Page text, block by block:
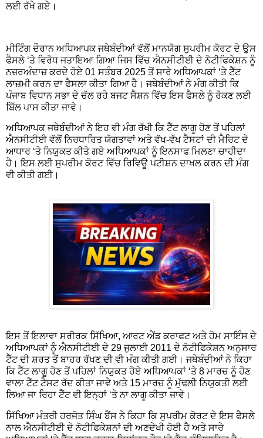
ਲਈ ਰੱਖੇ ਗਏ।
ਮੀਟਿੰਗ ਦੌਰਾਨ ਅਧਿਆਪਕ ਜਥੇਬੰਦੀਆਂ ਵੱਲੋਂ ਮਾਨਯੋਗ ਸੁਪਰੀਮ ਕੋਰਟ ਦੇ ਉਸ
ਫੈਸਲੇ ‘ਤੇ ਵਿਰੋਧ ਜਤਾਇਆ ਗਿਆ ਜਿਸ ਵਿੱਚ ਐਨਸੀਟੀਈ ਦੇ ਨੋਟੀਫਿਕੇਸ਼ਨ ਨੂੰ
ਨਜ਼ਰਅੰਦਾਜ਼ ਕਰਦੇ ਹੋਏ 01 ਸਤੰਬਰ 2025 ਤੋਂ ਸਾਰੇ ਅਧਿਆਪਕਾਂ ‘ਤੇ ਟੈੱਟ
ਲਾਜ਼ਮੀ ਕਰਨ ਦਾ ਫੈਸਲਾ ਕੀਤਾ ਗਿਆ ਹੈ। ਜਥੇਬੰਦੀਆਂ ਨੇ ਮੰਗ ਕੀਤੀ ਕਿ
ਪੰਜਾਬ ਵਿਧਾਨ ਸਭਾ ਦੇ ਚੱਲ ਰਹੇ ਬਜਟ ਸੈਸ਼ਨ ਵਿੱਚ ਇਸ ਫੈਸਲੇ ਨੂੰ ਰੋਕਣ ਲਈ
ਬਿੱਲ ਪਾਸ ਕੀਤਾ ਜਾਵੇ।
ਅਧਿਆਪਕ ਜਥੇਬੰਦੀਆਂ ਨੇ ਇਹ ਵੀ ਮੰਗ ਰੱਖੀ ਕਿ ਟੈੱਟ ਲਾਗੂ ਹੋਣ ਤੋਂ ਪਹਿਲਾਂ
ਐਨਸੀਟੀਈ ਵੱਲੋਂ ਨਿਰਧਾਰਿਤ ਯੋਗਤਾਵਾਂ ਅਤੇ ਵੱਖ-ਵੱਖ ਟੈਸਟਾਂ ਦੀ ਮੈਰਿਟ ਦੇ
ਆਧਾਰ ‘ਤੇ ਨਿਯੁਕਤ ਕੀਤੇ ਗਏ ਅਧਿਆਪਕਾਂ ਨੂੰ ਇਨਸਾਫ ਮਿਲਣਾ ਚਾਹੀਦਾ
ਹੈ। ਇਸ ਲਈ ਸੁਪਰੀਮ ਕੋਰਟ ਵਿੱਚ ਰਿਵਿਊ ਪਟੀਸ਼ਨ ਦਾਖਲ ਕਰਨ ਦੀ ਮੰਗ
ਵੀ ਕੀਤੀ ਗਈ।
ਇਸ ਤੋਂ ਇਲਾਵਾ ਸਰੀਰਕ ਸਿੱਖਿਆ, ਆਰਟ ਐਂਡ ਕਰਾਫਟ ਅਤੇ ਹੋਮ ਸਾਇੰਸ ਦੇ
ਅਧਿਆਪਕਾਂ ਨੂੰ ਐਨਸੀਟੀਈ ਦੇ 29 ਜੁਲਾਈ 2011 ਦੇ ਨੋਟੀਫਿਕੇਸ਼ਨ ਅਨੁਸਾਰ
ਟੈੱਟ ਦੀ ਸ਼ਰਤ ਤੋਂ ਬਾਹਰ ਰੱਖਣ ਦੀ ਵੀ ਮੰਗ ਕੀਤੀ ਗਈ। ਜਥੇਬੰਦੀਆਂ ਨੇ ਕਿਹਾ
ਕਿ ਟੈੱਟ ਲਾਗੂ ਹੋਣ ਤੋਂ ਪਹਿਲਾਂ ਨਿਯੁਕਤ ਹੋਏ ਅਧਿਆਪਕਾਂ ‘ਤੇ 8 ਮਾਰਚ ਨੂੰ ਹੋਣ
ਵਾਲਾ ਟੈੱਟ ਟੈਸਟ ਰੱਦ ਕੀਤਾ ਜਾਵੇ ਅਤੇ 15 ਮਾਰਚ ਨੂੰ ਮੁੱਢਲੀ ਨਿਯੁਕਤੀ ਲਈ
ਲਿਆ ਜਾ ਰਿਹਾ ਟੈੱਟ ਵੀ ਇਨ੍ਹਾਂ ‘ਤੇ ਨਾ ਲਾਗੂ ਕੀਤਾ ਜਾਵੇ।
ਸਿੱਖਿਆ ਮੰਤਰੀ ਹਰਜੋਤ ਸਿੰਘ ਬੈਂਸ ਨੇ ਕਿਹਾ ਕਿ ਸੁਪਰੀਮ ਕੋਰਟ ਦੇ ਇਸ ਫੈਸਲੇ
ਨਾਲ ਐਨਸੀਟੀਈ ਦੇ ਨੋਟੀਫਿਕੇਸ਼ਨਾਂ ਦੀ ਅਣਦੇਖੀ ਹੋਈ ਹੈ ਅਤੇ ਸਾਰੇ